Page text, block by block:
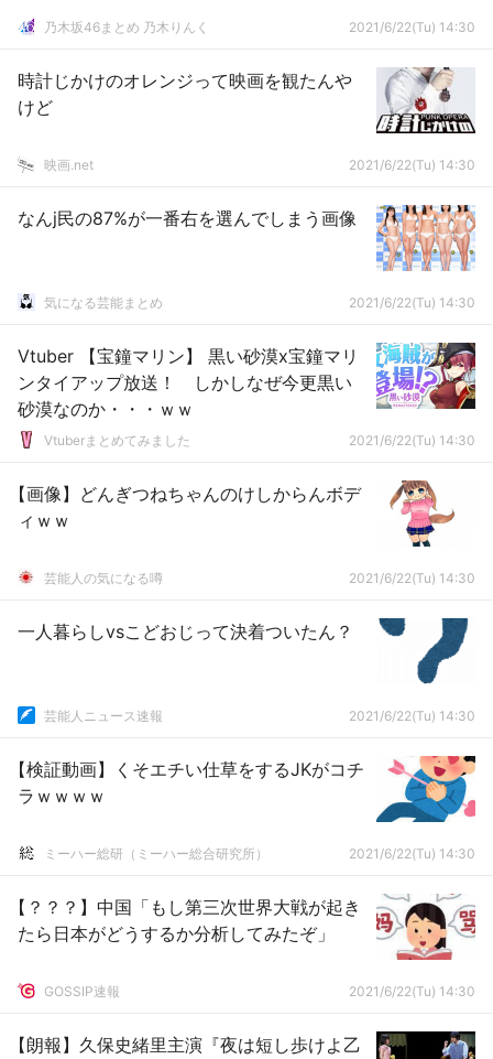
乃木坂46まとめ 乃木りんく 2021/6/22(Tu) 14:30
時計じかけのオレンジって映画を観たんや
けど
映画.net 2021/6/22(Tu) 14:30
なんj民の87%が一番右を選んでしまう画像
気になる芸能まとめ 2021/6/22(Tu) 14:30
Vtuber 【宝鐘マリン】 黒い砂漠x宝鐘マリ
ンタイアップ放送！ しかしなぜ今更黒い
砂漠なのか・・・ｗｗ
Vtuberまとめてみました 2021/6/22(Tu) 14:30
【画像】どんぎつねちゃんのけしからんボデ
ィｗｗ
芸能人の気になる噂 2021/6/22(Tu) 14:30
一人暮らしvsこどおじって決着ついたん？
芸能人ニュース速報 2021/6/22(Tu) 14:30
【検証動画】くそエチい仕草をするJKがコチ
ラｗｗｗｗ
ミーハー総研（ミーハー総合研究所） 2021/6/22(Tu) 14:30
【？？？】中国「もし第三次世界大戦が起き
たら日本がどうするか分析してみたぞ」
GOSSIP速報 2021/6/22(Tu) 14:30
【朗報】久保史緒里主演『夜は短し歩けよ乙